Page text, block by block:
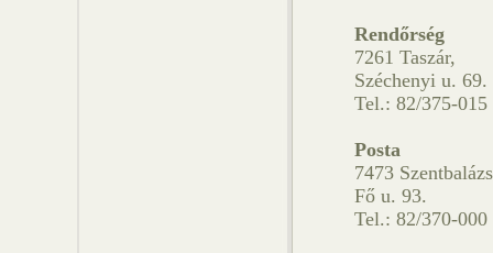
Rendőrség
7261 Taszár,
Széchenyi u. 69.
Tel.: 82/375-015
Posta
7473
Fő u. 93.
Tel.: 82/370-000